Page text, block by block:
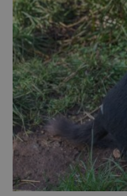
Pavouci, štíři či
skupiny
chelicerami,